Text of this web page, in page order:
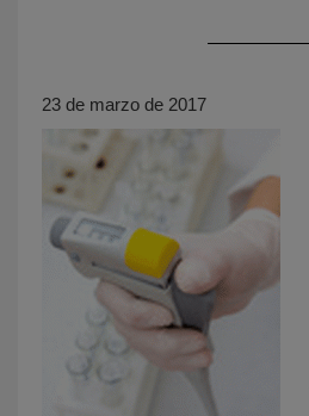
23 de marzo de 2017